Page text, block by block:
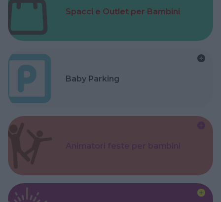
Spacci e Outlet per Bambini
Baby Parking